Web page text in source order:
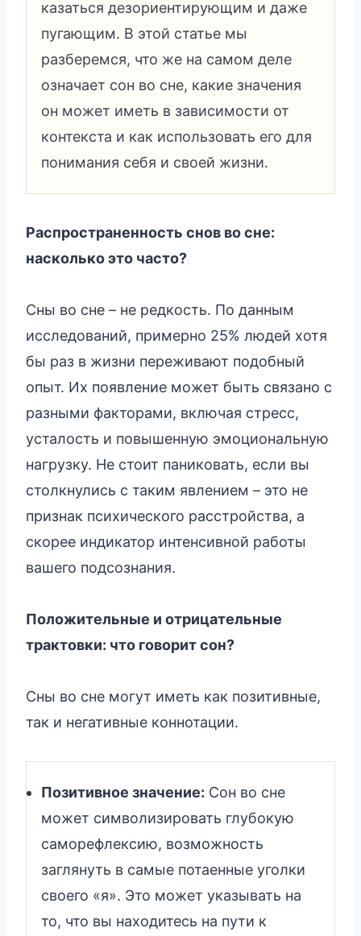
казаться дезориентирующим и даже
пугающим. В этой статье мы
разберемся, что же на самом деле
означает сон во сне, какие значения
он может иметь в зависимости от
контекста и как использовать его для
понимания себя и своей жизни.
Распространенность снов во сне:
насколько это часто?
Сны во сне – не редкость. По данным
исследований, примерно 25% людей хотя
бы раз в жизни переживают подобный
опыт. Их появление может быть связано с
разными факторами, включая стресс,
усталость и повышенную эмоциональную
нагрузку. Не стоит паниковать, если вы
столкнулись с таким явлением – это не
признак психического расстройства, а
скорее индикатор интенсивной работы
вашего подсознания.
Положительные и отрицательные
трактовки: что говорит сон?
Сны во сне могут иметь как позитивные,
так и негативные коннотации.
Позитивное значение: Сон во сне
может символизировать глубокую
саморефлексию, возможность
заглянуть в самые потаенные уголки
своего «я». Это может указывать на
то, что вы находитесь на пути к